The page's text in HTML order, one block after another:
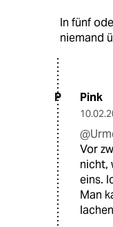
In fünf
niemand
P Pink
Vor
nicht,
eins.
Man